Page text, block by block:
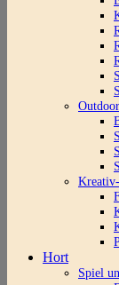
Outdoor
Hort
Spiel